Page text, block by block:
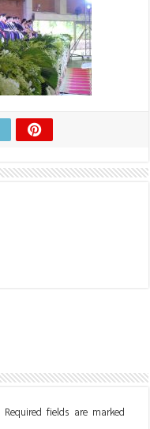
Required fields are marked